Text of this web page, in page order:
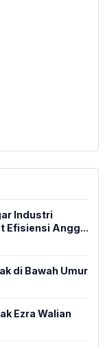
Industri
Efisiensi Angg...
di Bawah Umur
Ezra Walian